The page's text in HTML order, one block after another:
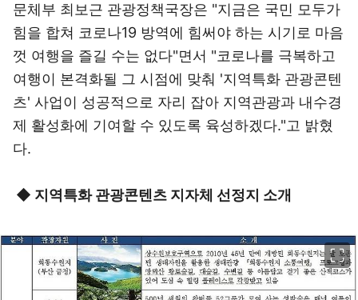
문체부 최보근 관광정책국장은 "지금은 국민 모두가
힘을 합쳐 코로나19 방역에 힘써야 하는 시기로 마음
껏 여행을 즐길 수는 없다"면서 "코로나를 극복하고
여행이 본격화될 그 시점에 맞춰 '지역특화 관광콘텐
츠' 사업이 성공적으로 자리 잡아 지역관광과 내수경
제 활성화에 기여할 수 있도록 육성하겠다."고 밝혔
다.
◆ 지역특화 관광콘텐츠 지자체 선정지 소개